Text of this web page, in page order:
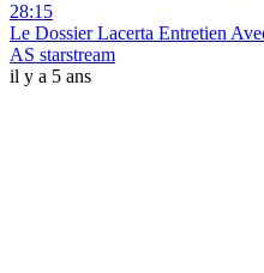
28:15
Le Dossier Lacerta Entretien
AS starstream
il y a 5 ans